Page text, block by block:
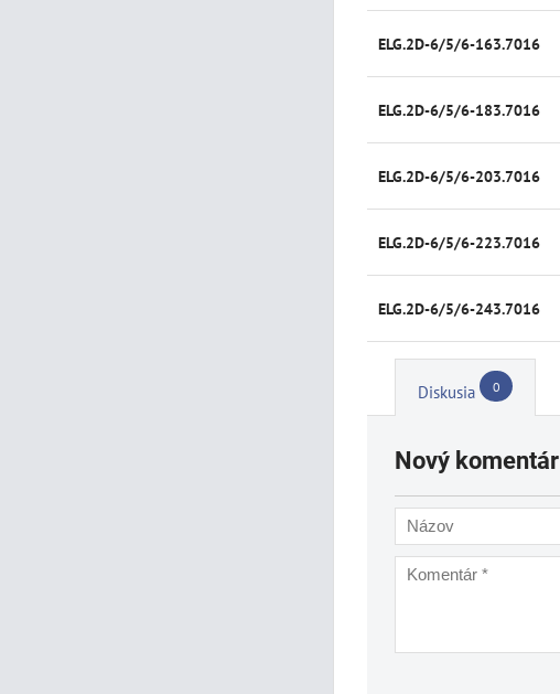
ELG.2D-6/5/6-163.7016
ELG.2D-6/5/6-183.7016
ELG.2D-6/5/6-203.7016
ELG.2D-6/5/6-223.7016
ELG.2D-6/5/6-243.7016
Diskusia 0
Nový komentár